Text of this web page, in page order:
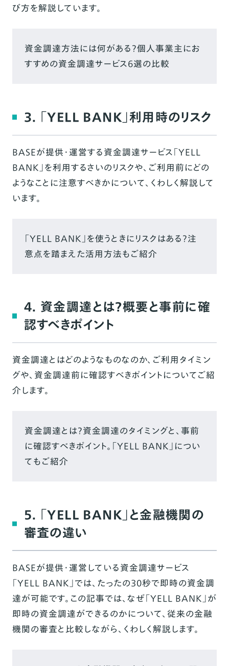
び方を解説しています。
資金調達方法には何がある？個人事業主にお
すすめの資金調達サービス6選の比較
3. 「YELL BANK」利用時のリスク
BASEが提供・運営する資金調達サービス「YELL
BANK」を利用するさいのリスクや、ご利用前にどの
ようなことに注意すべきかについて、くわしく解説して
います。
「YELL BANK」を使うときにリスクはある？注
意点を踏まえた活用方法もご紹介
4. 資金調達とは？概要と事前に確
認すべきポイント
資金調達とはどのようなものなのか、ご利用タイミン
グや、資金調達前に確認すべきポイントについてご紹
介します。
資金調達とは？資金調達のタイミングと、事前
に確認すべきポイント。「YELL BANK」につい
てもご紹介
5. 「YELL BANK」と金融機関の
審査の違い
BASEが提供・運営している資金調達サービス
「YELL BANK」では、たったの30秒で即時の資金調
達が可能です。この記事では、なぜ「YELL BANK」が
即時の資金調達ができるのかについて、従来の金融
機関の審査と比較しながら、くわしく解説します。